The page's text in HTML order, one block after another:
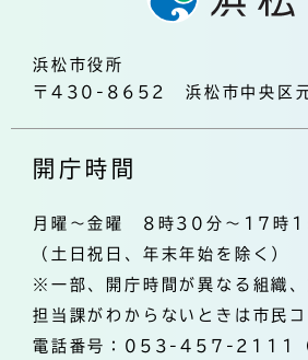
浜松市役所
〒430-8652 浜松市中央区
開庁時間
月曜～金曜 8時30分～17時
（土日祝日、年末年始を除く）
※一部、開庁時間が異なる組織、
担当課がわからないときは市民
電話番号：053-457-2111（